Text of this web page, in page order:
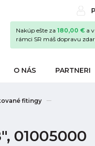
Nakúp ešte za 180,00 € a v
rámci SR máš dopravu
O NÁS PARTNERI
fitingy
01005000